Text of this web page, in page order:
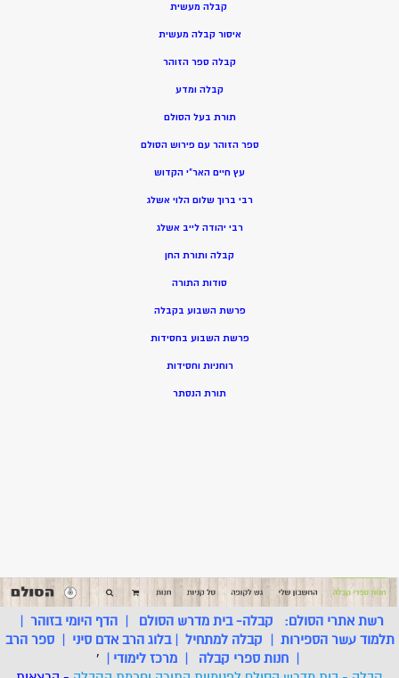
קבלה מעשית
איסור קבלה מעשית
קבלה ספר הזוהר
קבלה ומדע
תורת בעל הסולם
ספר הזוהר עם פירוש הסולם
עץ חיים האר”י הקדוש
רבי ברוך שלום הלוי אשלג
רבי יהודה לייב אשלג
קבלה ותורת החן
סודות התורה
פרשת השבוע בקבלה
פרשת השבוע בחסידות
רוחניות וחסידות
תורת הנסתר
רשת אתרי הסולם: קבלה- בית מדרש הסולם |הדף היומי בזוהר |
תלמוד עשר הספירות | קבלה למתחיל |בלוג הרב אדם סיני |ספר הרב
| חנות ספרי קבלה | מרכז לימודי |
'